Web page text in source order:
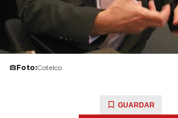
Foto:Cotelco
GUARDAR